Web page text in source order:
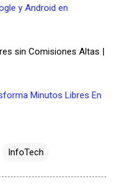
y Android en
sin Comisiones Altas |
Minutos Libres En
InfoTech